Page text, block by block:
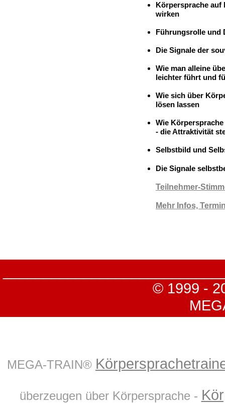
Körpersprache auf
wirken
Führungsrolle und
Die Signale der
Wie man alleine
leichter führt und
Wie sich über
lösen lassen
Wie
- die Attraktivität
Selbstbild und
Die Signale
Teilnehmer-
Mehr Infos,
© 1999 -
MEGA-TRAIN®
überzeugen über Körpersprache -